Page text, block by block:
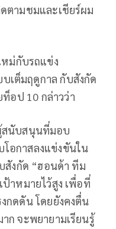
ตามชมและเชียร์ผม
ม่กับรถแข่ง
เต็มฤดูกาล กับสังกัด
ท็อป 10 กล่าวว่า
นับสนุนที่มอบ
อกาสลงแข่งขันใน
สังกัด “ฮอนด้า ทีม
าหมายไว้สูง เพื่อที่
กดดัน โดยยังคงตื่น
ก จะพยายามเรียนรู้